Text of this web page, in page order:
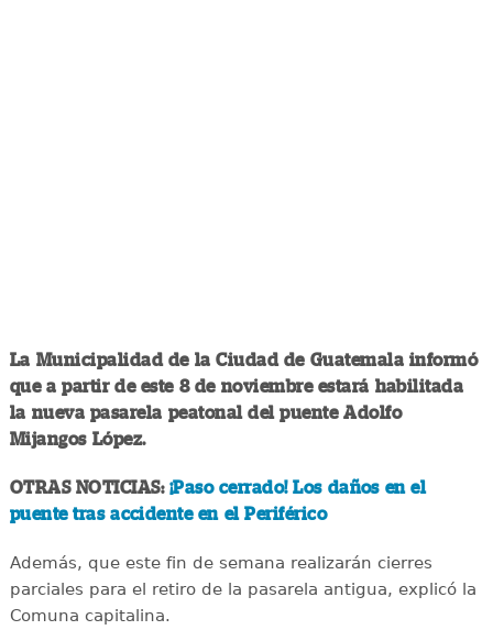
La Municipalidad de la Ciudad de Guatemala informó
que a partir de este 8 de noviembre estará habilitada
la nueva pasarela peatonal del puente Adolfo
Mijangos López.
OTRAS NOTICIAS: ¡Paso cerrado! Los daños en el
puente tras accidente en el Periférico
Además, que este fin de semana realizarán cierres
parciales para el retiro de la pasarela antigua, explicó la
Comuna capitalina.